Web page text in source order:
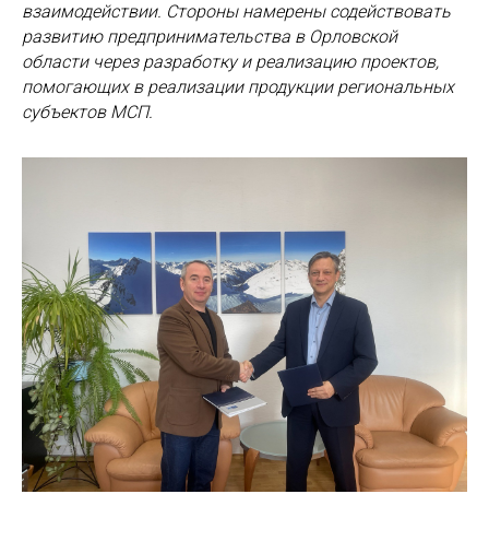
взаимодействии. Стороны намерены содействовать
развитию предпринимательства в Орловской
области через разработку и реализацию проектов,
помогающих в реализации продукции региональных
субъектов МСП.